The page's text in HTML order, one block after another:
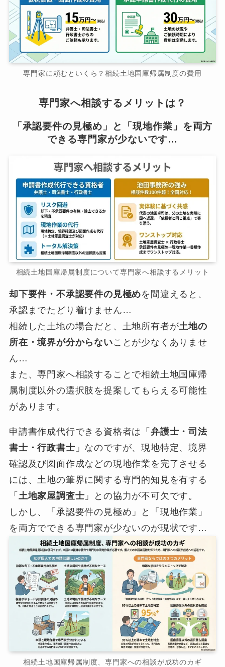
専門家に頼むといくら？相続土地国庫帰属制度の費用
専門家へ相談するメリットは？
「承認要件の見極め」と「現地作業」を両方
できる専門家が少ないです…
相続土地国庫帰属制度について専門家へ相談するメリット
却下要件・不承認要件の見極めを間違えると、
承認までたどり着けません…
相続した土地の場合だと、土地所有者が土地の
所在・境界が分からないことが少なくありませ
ん…
また、専門家へ相談することで相続土地国庫帰
属制度以外の選択肢を提案してもらえる可能性
があります。
申請書作成代行できる資格者は「弁護士・司法
書士・行政書士 」なのですが、現地特定、境界
確認及び図面作成などの現地作業を完了させる
には、土地の筆界に関する専門的知見を有する
「 土地家屋調査士 」との協力が不可欠です。
しかし、「承認要件の見極め」と「現地作業」
を両方でできる専門家が少ないのが現状です…
相続土地国庫帰属制度、専門家への相談が成功のカギ